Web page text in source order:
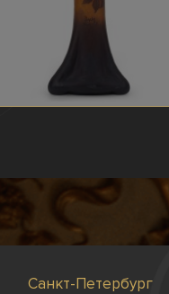
Санкт-Петербург